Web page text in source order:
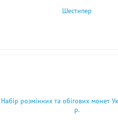
Шестипер
Набір розмінних та обігових монет
р.